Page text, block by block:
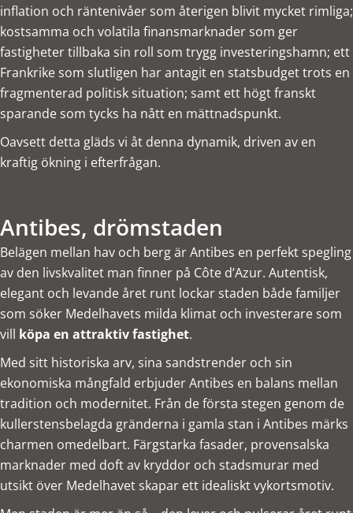
inflation och räntenivåer som återigen blivit mycket rimliga;
kostsamma och volatila finansmarknader som ger
fastigheter tillbaka sin roll som trygg investeringshamn; ett
Frankrike som slutligen har antagit en statsbudget trots en
fragmenterad politisk situation; samt ett högt franskt
sparande som tycks ha nått en mättnadspunkt.
Oavsett detta gläds vi åt denna dynamik, driven av en
kraftig ökning i efterfrågan.
Antibes, drömstaden
Belägen mellan hav och berg är Antibes en perfekt spegling
av den livskvalitet man finner på Côte d’Azur. Autentisk,
elegant och levande året runt lockar staden både familjer
som söker Medelhavets milda klimat och investerare som
vill köpa en attraktiv fastighet.
Med sitt historiska arv, sina sandstrender och sin
ekonomiska mångfald erbjuder Antibes en balans mellan
tradition och modernitet. Från de första stegen genom de
kullerstensbelagda gränderna i gamla stan i Antibes märks
charmen omedelbart. Färgstarka fasader, provensalska
marknader med doft av kryddor och stadsmurar med
utsikt över Medelhavet skapar ett idealiskt vykortsmotiv.